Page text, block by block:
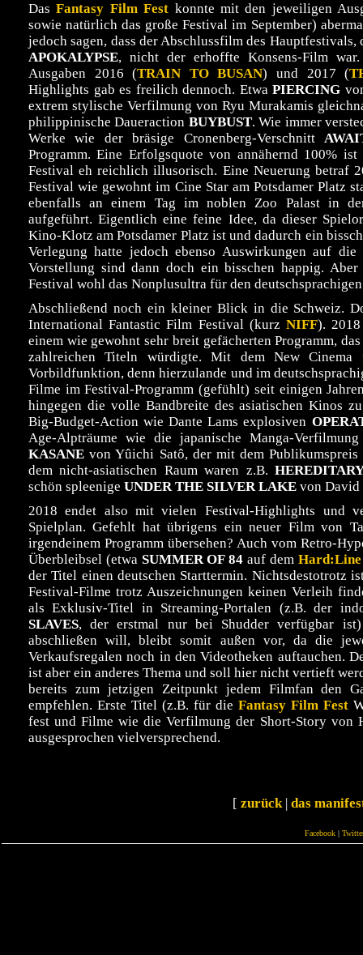
DasFantasy Film Fest konnte mit den jeweiligen
sowie natürlich das große Festival im September)
jedoch sagen, dass der Abschlussfilm des
APOKALYPSE, nicht der erhoffte Konsens-Film
Ausgaben 2016 (TRAIN TO BUSAN) und 2017 (
Highlights gab es freilich dennoch. EtwaPIERCING
extrem stylische Verfilmung von Ryu Murakamis
philippinische Daueraction BUYBUST. Wie immer
Werke wie der bräsige Cronenberg-Verschnitt
Programm. Eine Erfolgsquote von annähernd 100%
Festival eh reichlich illusorisch. Eine Neuerung betraf
Festival wie gewohnt im Cine Star am Potsdamer Platz
ebenfalls an einem Tag im noblen Zoo Palast in
aufgeführt. Eigentlich eine feine Idee, da dieser
Kino-Klotz am Potsdamer Platz ist und dadurch ein
Verlegung hatte jedoch ebenso Auswirkungen auf
Vorstellung sind dann doch ein bisschen happig.
Festival wohl das Nonplusultra für den
Abschließend noch ein kleiner Blick in die Schweiz.
International Fantastic Film Festival (kurz NIFF).
einem wie gewohnt sehr breit gefächerten Programm,
zahlreichen Titeln würdigte. Mit dem New
Vorbildfunktion, denn hierzulande und im
Filme im Festival-Programm (gefühlt) seit einigen
hingegen die volle Bandbreite des asiatischen Kinos
Big-Budget-Action wie Dante Lams explosiven
Age-Alpträume wie die japanische Manga-
KASANE von Yûichi Satô, der mit dem
dem nicht-asiatischen Raum waren z.B.
schön spleenige UNDER THE SILVER LAKE von
2018 endet also mit vielen Festival-Highlights und
Spielplan. Gefehlt hat übrigens ein neuer Film von
irgendeinem Programm übersehen? Auch vom Retro-
Überbleibsel (etwa SUMMER OF 84 auf dem
der Titel einen deutschen Starttermin. Nichtsdestotrotz
Festival-Filme trotz Auszeichnungen keinen Verleih
als Exklusiv-Titel in Streaming-Portalen (z.B. der
SLAVES, der erstmal nur bei Shudder verfügbar
abschließen will, bleibt somit außen vor, da die
Verkaufsregalen noch in den Videotheken auftauchen.
ist aber ein anderes Thema und soll hier nicht vertieft
bereits zum jetzigen Zeitpunkt jedem Filmfan den
empfehlen. Erste Titel (z.B. für die Fantasy Film Fest
fest und Filme wie die Verfilmung der Short-Story von
ausgesprochen vielversprechend.
[zurück|das
Facebook |